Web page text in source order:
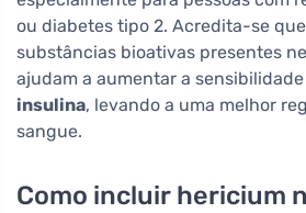
ou diabetes tipo 2. Acredita-se
substâncias bioativas presentes
ajudam a aumentar a
insulina, levando a uma melhor
sangue.
Como incluir hericium